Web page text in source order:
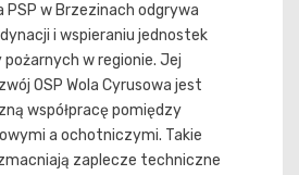
PSP w Brzezinach odgrywa
i wspieraniu jednostek
w regionie. Jej
OSP Wola Cyrusowa jest
współpracę pomiędzy
a ochotniczymi. Takie
zaplecze techniczne